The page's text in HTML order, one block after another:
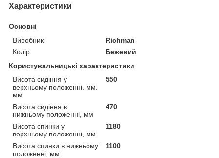
Характеристики
Основні
Виробник
Richman
Колір
Бежевий
Користувальницькі характеристики
Висота сидіння у
верхньому положенні, мм,
мм
550
Висота сидіння в
нижньому положенні, мм
470
Висота спинки у
верхньому положенні, мм
1180
Висота спинки в нижньому
положенні, мм
1100